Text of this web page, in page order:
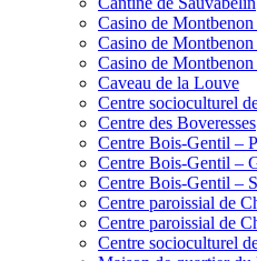
Casino de
Casino de Montbenon
Casino de
Caveau de la Louve
Centre socioculturel
Centre des Boveresses
Centre Bois-Gentil –
Centre Bois-Gentil –
Centre Bois-Gentil –
Centre paroissial de
Centre paroissial de
Centre socioculturel